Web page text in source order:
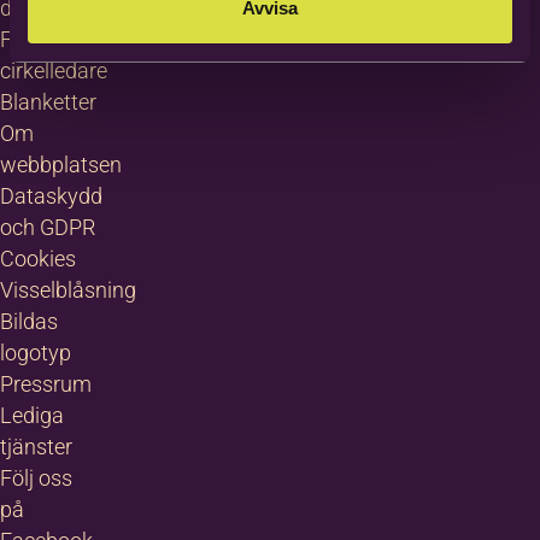
Avvisa
deltagare
För
cirkelledare
Blanketter
Om
webbplatsen
Dataskydd
och GDPR
Cookies
Visselblåsning
Bildas
logotyp
Pressrum
Lediga
tjänster
Följ oss
på